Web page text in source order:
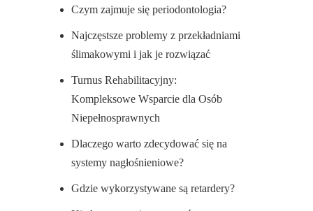
Czym zajmuje się periodontologia?
Najczęstsze problemy z przekładniami
ślimakowymi i jak je rozwiązać
Turnus Rehabilitacyjny:
Kompleksowe Wsparcie dla Osób
Niepełnosprawnych
Dlaczego warto zdecydować się na
systemy nagłośnieniowe?
Gdzie wykorzystywane są retardery?